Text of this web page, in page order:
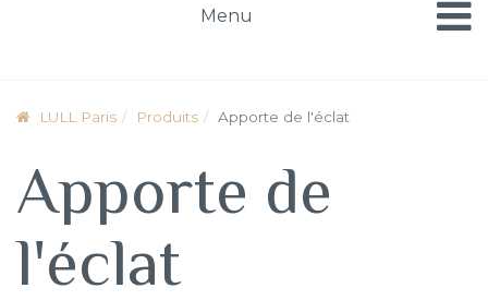
Menu
LULL Paris Produits Apporte de l'éclat
Apporte de
l'éclat